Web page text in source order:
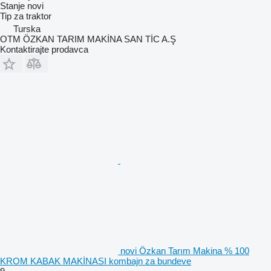
Stanje novi
Tip za traktor
Turska
OTM ÖZKAN TARIM MAKİNA SAN TİC A.Ş
Kontaktirajte prodavca
novi Özkan Tarım Makina % 100
KROM KABAK MAKİNASI kombajn za bundeve